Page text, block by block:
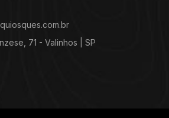
71 - Valinhos | SP